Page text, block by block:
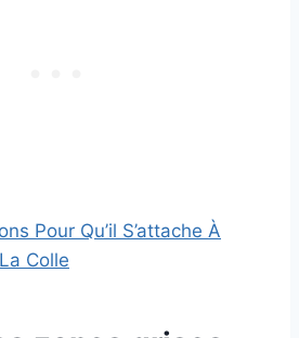
Pour Qu’il S’attache À
Colle